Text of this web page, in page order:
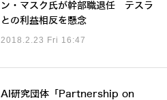
ン・マスク氏が幹部職退任 テスラ
との利益相反を懸念
2018.2.23 Fri 16:47
AI研究団体「Partnership on